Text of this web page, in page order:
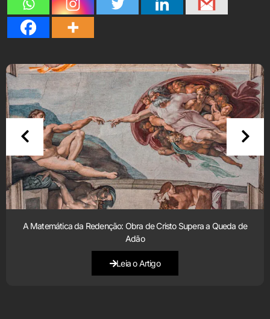
A Matemática da Redenção: Obra de Cristo Supera a Queda de
Adão
Leia o Artigo